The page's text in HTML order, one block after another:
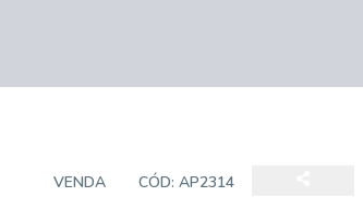
VENDA CÓD: AP2314